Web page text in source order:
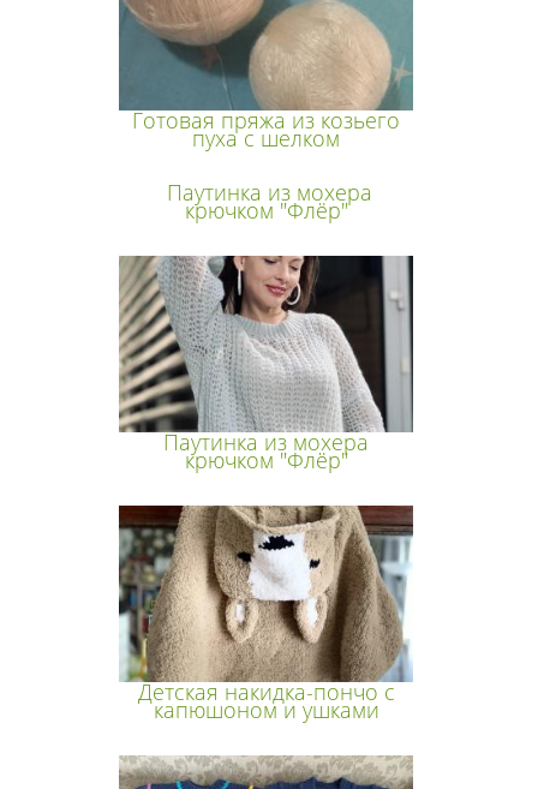
Готовая пряжа из козьего
пуха с шелком
Паутинка из мохера
крючком "Флёр"
Паутинка из мохера
крючком "Флёр"
Детская накидка-пончо с
капюшоном и ушками